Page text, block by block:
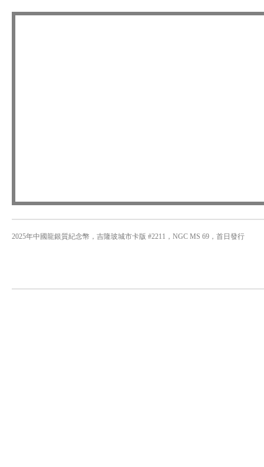
2025年中國龍銀質紀念幣，吉隆玻城市卡版 #2211，NGC MS 69，首日發行